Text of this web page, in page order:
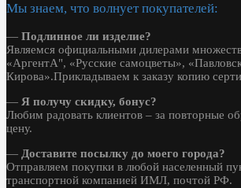
Мы знаем, что волнует покупателей:
— Подлинное ли изделие?
Являемся официальными дилерами
«АргентА", «Русские самоцветы»,
Кирова».Прикладываем к заказу копию
— Я получу скидку, бонус?
Любим радовать клиентов – за повторные
цену.
— Доставите посылку до моего города?
Отправляем покупки в любой населенный
транспортной компанией ИМЛ, почтой РФ.